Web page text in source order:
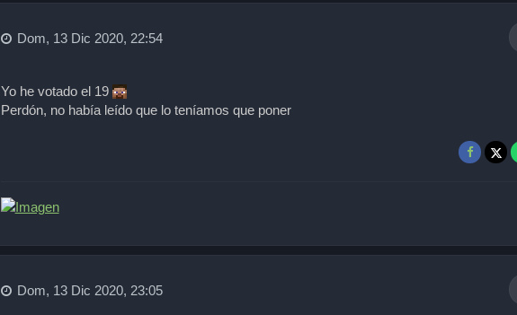
Dom, 13 Dic 2020, 22:54
Yo he votado el 19
Perdón, no había leído que lo teníamos que poner
Dom, 13 Dic 2020, 23:05